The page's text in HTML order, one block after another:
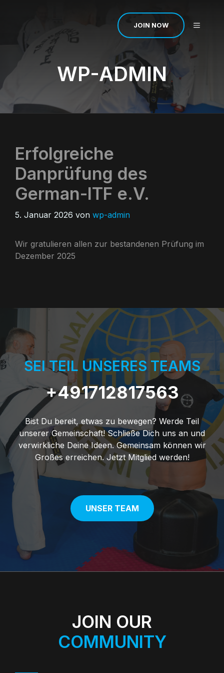
JOIN NOW MENÜ
WP-ADMIN
Erfolgreiche
Danprüfung des
German-ITF e.V.
5. Januar 2026 von wp-admin
Wir gratulieren allen zur bestandenen Prüfung im
Dezember 2025
SEI TEIL UNSERES TEAMS
+491712817563
Bist Du bereit, etwas zu bewegen? Werde Teil
unserer Gemeinschaft! Schließe Dich uns an und
verwirkliche Deine Ideen. Gemeinsam können wir
Großes erreichen. Jetzt Mitglied werden!
UNSER TEAM
JOIN OUR
COMMUNITY